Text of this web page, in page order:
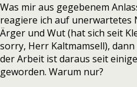
Was mir aus gegebenem
reagiere ich auf
Ärger und Wut (hat sich seit
sorry, Herr Kaltmamsell),
der Arbeit ist daraus seit
geworden. Warum nur?